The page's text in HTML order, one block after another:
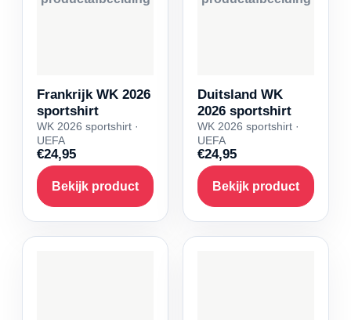
Frankrijk WK 2026
sportshirt
WK 2026 sportshirt ·
UEFA
€24,95
Bekijk product
Duitsland WK
2026 sportshirt
WK 2026 sportshirt ·
UEFA
€24,95
Bekijk product